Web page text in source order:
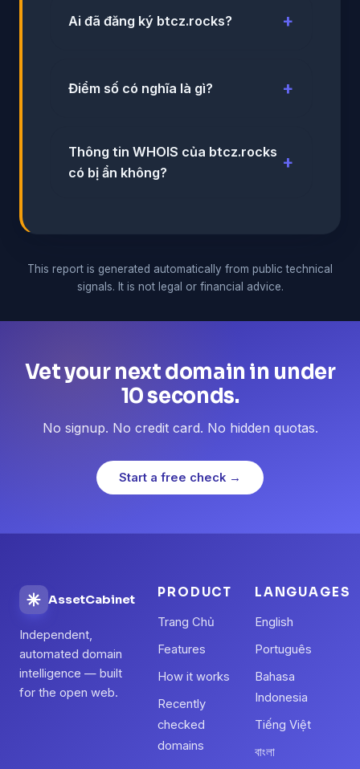
Ai đã đăng ký btcz.rocks?
Điểm số có nghĩa là gì?
Thông tin WHOIS của btcz.rocks
có bị ẩn không?
This report is generated automatically from public technical
signals. It is not legal or financial advice.
Vet your next domain in under
10 seconds.
No signup. No credit card. No hidden quotas.
Start a free check →
AssetCabinet
Independent,
automated domain
intelligence — built
for the open web.
PRODUCT
Trang Chủ
Features
How it works
Recently
checked
domains
LANGUAGES
English
Português
Bahasa
Indonesia
Tiếng Việt
বাংলা